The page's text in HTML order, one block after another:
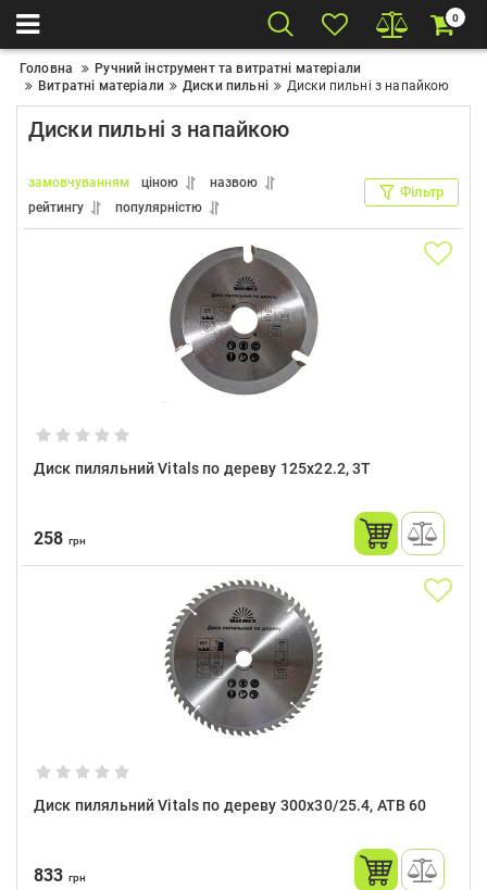
0
Головна
Ручний інструмент та витратні матеріали
Витратні матеріали
Диски пильні Диски пильні з напайкою
Диски пильні з напайкою
замовчуванням ціною
назвою
рейтингу
популярністю
Фільтр
Диск пиляльний Vitals по дереву 125x22.2, 3Т
258 грн
Диск пиляльний Vitals по дереву 300x30/25.4, ATB 60
833 грн